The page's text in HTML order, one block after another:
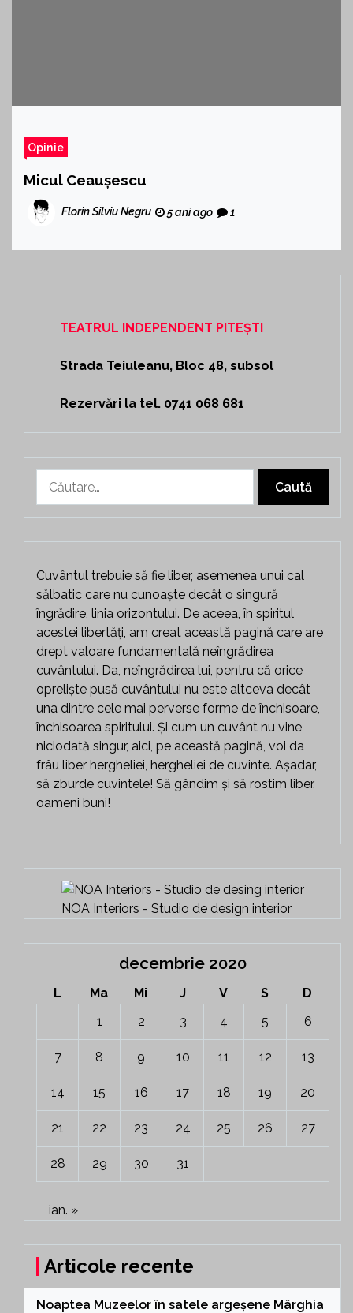
Opinie
Micul Ceaușescu
Florin Silviu Negru 5 ani ago 1
TEATRUL INDEPENDENT PITEȘTI
Strada Teiuleanu, Bloc 48, subsol
Rezervări la tel. 0741 068 681
după:
Cuvântul trebuie să fie liber, asemenea unui cal
sălbatic care nu cunoaște decât o singură
îngrădire, linia orizontului. De aceea, în spiritul
acestei libertăți, am creat această pagină care are
drept valoare fundamentală neîngrădirea
cuvântului. Da, neîngrădirea lui, pentru că orice
opreliște pusă cuvântului nu este altceva decât
una dintre cele mai perverse forme de închisoare,
închisoarea spiritului. Și cum un cuvânt nu vine
niciodată singur, aici, pe această pagină, voi da
frâu liber hergheliei, hergheliei de cuvinte. Așadar,
să zburde cuvintele! Să gândim și să rostim liber,
oameni buni!
NOA Interiors - Studio de design interior
decembrie 2020
L Ma Mi J V S
D
1
2 3 4 5 6
7 8 9 10 11 12 13
14 15 16 17 18 19 20
21 22 23 24 25 26 27
28 29 30 31
ian. »
Articole recente
Noaptea Muzeelor în satele argeșene Mârghia